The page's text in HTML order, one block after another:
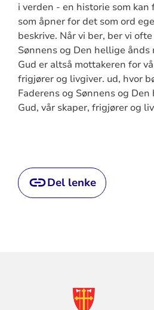
i verden - en historie som
som åpner for det som ord
beskrive. Når vi ber, ber vi
Sønnens og Den hellige ånds
Gud er altså mottakeren for
frigjører og livgiver. ud, hvor
Faderens og Sønnens og
Gud, vår skaper, frigjører og
Del lenke